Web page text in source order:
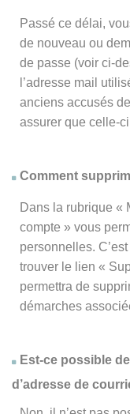
Passé ce délai,
de nouveau ou
de passe (voir ci-
l’adresse mail
anciens accusés
assurer que celle-
Comment
Dans la rubrique «
compte » vous
personnelles.
trouver le lien «
permettra de
démarches
Est-ce possible
d’adresse de